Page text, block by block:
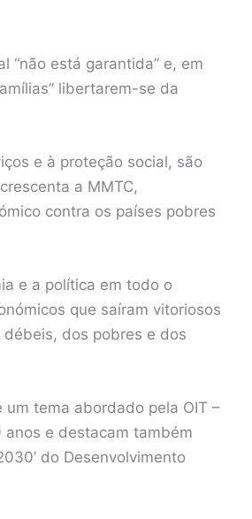
“não está garantida” e, em
libertarem-se da
e à proteção social, são
a MMTC,
contra os países pobres
e a política em todo o
que saíram vitoriosos
dos pobres e dos
tema abordado pela OIT –
anos e destacam também
do Desenvolvimento